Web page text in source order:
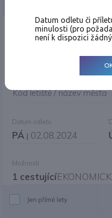
Místo odletu
Kód letiště / název města
Datum odletu
PÁ | 02.08.2024
Možnosti
1 cestující
Jen přímé lety
Datum odletu či
minulosti (pro
není k dispozici